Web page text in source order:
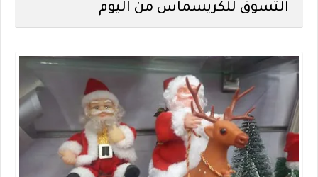
التسوق للكريسماس من اليوم